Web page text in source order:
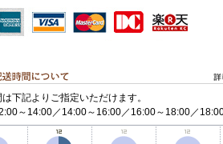
下記よりご指定いただけます。
～14:00／14:00～16:00／16:00～18:00／